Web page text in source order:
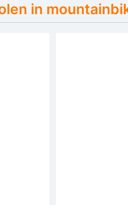
in